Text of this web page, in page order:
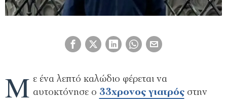
Μ ε ένα λεπτό καλώδιο φέρεται να
αυτοκτόνησε ο 33χρονος γιατρόςστην